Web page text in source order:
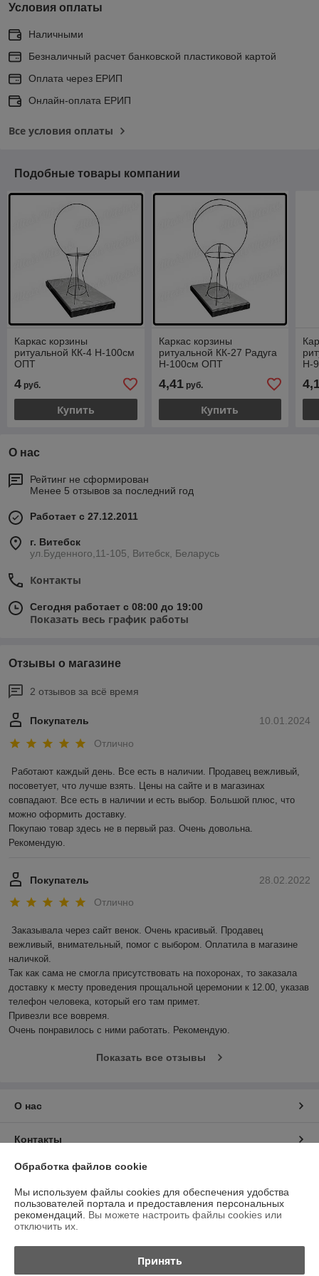
Условия оплаты
Наличными
Безналичный расчет банковской пластиковой картой
Оплата через ЕРИП
Онлайн-оплата ЕРИП
Все условия оплаты
Подобные товары компании
Каркас корзины
ритуальной КК-4 Н-100см
ОПТ
4 руб.
Купить
Каркас корзины
ритуальной КК-27 Радуга
Н-100см ОПТ
4,41руб.
Купить
Н-
О нас
Рейтинг не сформирован
Менее 5 отзывов за последний год
Работает с 27.12.2011
г. Витебск
ул.Буденного,11-105, Витебск, Беларусь
Контакты
Сегодня работает с 08:00 до 19:00
Показать весь график работы
Отзывы о магазине
2 отзывов за всё время
10.01.2024
Покупатель
Отлично
Работают каждый день. Все есть в наличии. Продавец вежливый,
посоветует, что лучше взять. Цены на сайте и в магазинах
совпадают. Все есть в наличии и есть выбор. Большой плюс, что
можно оформить доставку.
Покупаю товар здесь не в первый раз. Очень довольна.
Рекомендую.
28.02.2022
Покупатель
Отлично
Заказывала через сайт венок. Очень красивый. Продавец
вежливый, внимательный, помог с выбором. Оплатила в магазине
наличкой.
Так как сама не смогла присутствовать на похоронах, то заказала
доставку к месту проведения прощальной церемонии к 12.00, указав
телефон человека, который его там примет.
Привезли все вовремя.
Очень понравилось с ними работать. Рекомендую.
Показать все отзывы
О нас
Контакты
Доставка и оплата
График работы
Политика обработки cookies
Обработка файлов cookie
Мы используем файлы cookies для обеспечения удобства
пользователей портала и предоставления персональных
рекомендаций. Вы можете настроить файлы cookies или
отключить их.
Принять